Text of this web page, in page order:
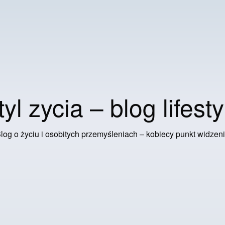
zycia – blog
o życiu i osobitych przemyśleniach – kobiecy punkt